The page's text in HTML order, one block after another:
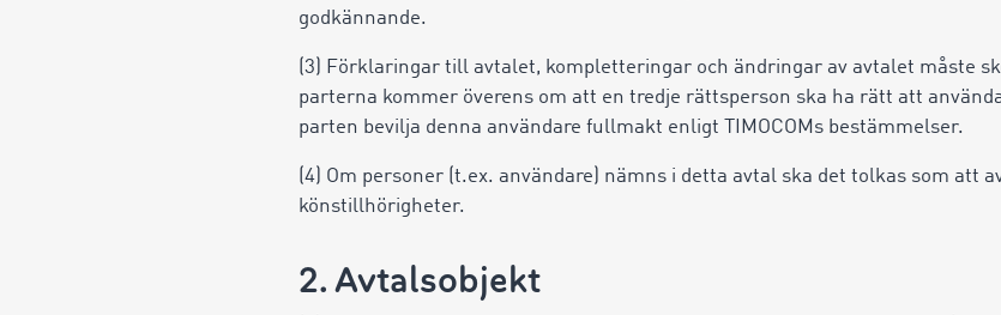
godkännande.
(3) Förklaringar till avtalet, kompletteringar och ändringar av avtalet måste
parterna kommer överens om att en tredje rättsperson ska ha rätt att
parten bevilja denna användare fullmakt enligt TIMOCOMs bestämmelser.
(4) Om personer (t.ex. användare) nämns i detta avtal ska det tolkas som att
könstillhörigheter.
2. Avtalsobjekt